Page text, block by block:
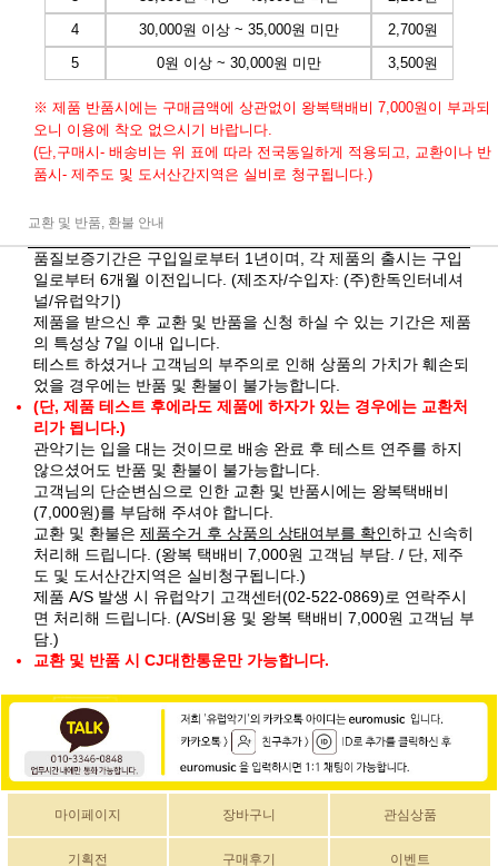
4
30,000원 이상 ~ 35,000원 미만
2,700원
5
0원 이상 ~ 30,000원 미만 3,500원
※ 제품 반품시에는 구매금액에 상관없이 왕복택배비 7,000원이 부과되
오니 이용에 착오 없으시기 바랍니다.
(단,구매시- 배송비는 위 표에 따라 전국동일하게 적용되고, 교환이나 반
품시- 제주도 및 도서산간지역은 실비로 청구됩니다.)
교환 및 반품, 환불 안내
품질보증기간은 구입일로부터 1년이며, 각 제품의 출시는 구입
일로부터 6개월 이전입니다. (제조자/수입자: (주)한독인터네셔
널/유럽악기)
제품을 받으신 후 교환 및 반품을 신청 하실 수 있는 기간은 제품
의 특성상 7일 이내 입니다.
테스트 하셨거나 고객님의 부주의로 인해 상품의 가치가 훼손되
었을 경우에는 반품 및 환불이 불가능합니다.
(단, 제품 테스트 후에라도 제품에 하자가 있는 경우에는 교환처
리가 됩니다.)
관악기는 입을 대는 것이므로 배송 완료 후 테스트 연주를 하지
않으셨어도 반품 및 환불이 불가능합니다.
고객님의 단순변심으로 인한 교환 및 반품시에는 왕복택배비
(7,000원)를 부담해 주셔야 합니다.
교환 및 환불은 제품수거 후 상품의 상태여부를 확인하고 신속히
처리해 드립니다. (왕복 택배비 7,000원 고객님 부담. / 단, 제주
도 및 도서산간지역은 실비청구됩니다.)
제품 A/S 발생 시 유럽악기 고객센터(02-522-0869)로 연락주시
면 처리해 드립니다. (A/S비용 및 왕복 택배비 7,000원 고객님 부
담.)
교환 및 반품 시 CJ대한통운만 가능합니다.
마이페이지 장바구니 관심상품
기획전 구매후기 이벤트